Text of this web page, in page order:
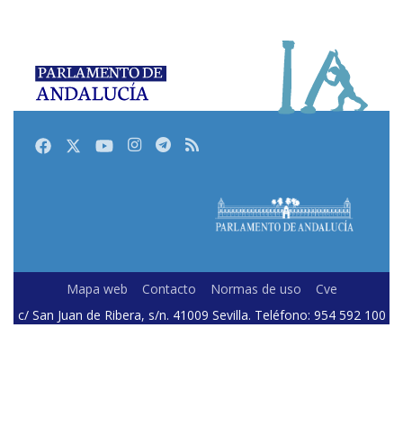
FacebookTwitterYoutubeInstagram
Telegram
RSS
Mapa web Contacto Normas de uso
Cve
c/ San Juan de Ribera, s/n. 41009 Sevilla. Teléfono: 954 592 100